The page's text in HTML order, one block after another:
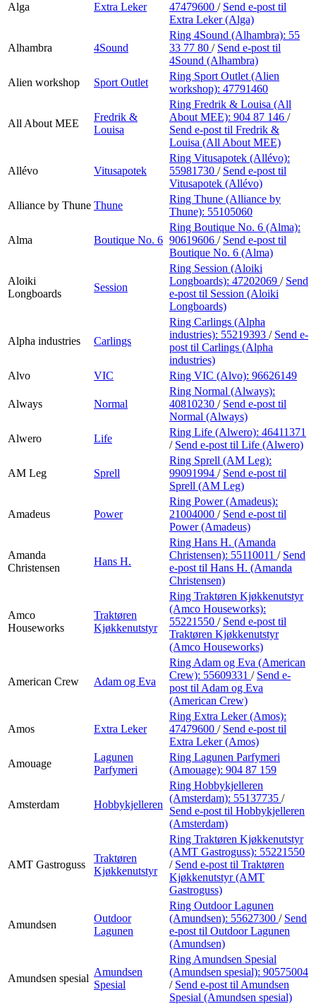
Alga Extra Leker 47479600 / Send e-post til
Extra Leker (Alga)
Alhambra 4Sound
Ring 4Sound (Alhambra): 55
33 77 80 / Send e-post til
4Sound (Alhambra)
Alien workshop
Sport Outlet
Ring Sport Outlet (Alien
workshop): 47791460
All About MEE
Fredrik &
Louisa
Ring Fredrik & Louisa (All
About MEE): 904 87 146 /
Send e-post til Fredrik &
Louisa (All About MEE)
Allévo Vitusapotek
Ring Vitusapotek (Allévo):
55981730 / Send e-post til
Vitusapotek (Allévo)
Alliance by Thune Thune
Ring Thune (Alliance by
Thune): 55105060
Alma Boutique No. 6
Ring Boutique No. 6 (Alma):
90619606 / Send e-post til
Boutique No. 6 (Alma)
Aloiki
Longboards
Session
Ring Session (Aloiki
Longboards): 47202069 / Send
e-post til Session (Aloiki
Longboards)
Alpha industries Carlings
Ring Carlings (Alpha
industries): 55219393 / Send e-
post til Carlings (Alpha
industries)
Alvo
VIC Ring VIC (Alvo): 96626149
Always Normal
Ring Normal (Always):
40810230 / Send e-post til
Normal (Always)
Alwero
Life
Ring Life (Alwero): 46411371
/ Send e-post til Life (Alwero)
AM Leg Sprell
Ring Sprell (AM Leg):
99091994 / Send e-post til
Sprell (AM Leg)
Amadeus Power
Ring Power (Amadeus):
21004000 / Send e-post til
Power (Amadeus)
Amanda
Christensen
Hans H.
Ring Hans H. (Amanda
Christensen): 55110011 / Send
e-post til Hans H. (Amanda
Christensen)
Amco
Houseworks
Traktøren
Kjøkkenutstyr
Ring Traktøren Kjøkkenutstyr
(Amco Houseworks):
55221550 / Send e-post til
Traktøren Kjøkkenutstyr
(Amco Houseworks)
American Crew Adam og Eva
Ring Adam og Eva (American
Crew): 55609331 / Send e-
post til Adam og Eva
(American Crew)
Amos Extra Leker
Ring Extra Leker (Amos):
47479600 / Send e-post til
Extra Leker (Amos)
Amouage
Lagunen
Parfymeri
Ring Lagunen Parfymeri
(Amouage): 904 87 159
Amsterdam Hobbykjelleren
Ring Hobbykjelleren
(Amsterdam): 55137735 /
Send e-post til Hobbykjelleren
(Amsterdam)
AMT Gastroguss
Traktøren
Kjøkkenutstyr
Ring Traktøren Kjøkkenutstyr
(AMT Gastroguss): 55221550
/ Send e-post til Traktøren
Kjøkkenutstyr (AMT
Gastroguss)
Amundsen
Outdoor
Lagunen
Ring Outdoor Lagunen
(Amundsen): 55627300 / Send
e-post til Outdoor Lagunen
(Amundsen)
Amundsen spesial
Amundsen
Spesial
Ring Amundsen Spesial
(Amundsen spesial): 90575004
/ Send e-post til Amundsen
Spesial (Amundsen spesial)